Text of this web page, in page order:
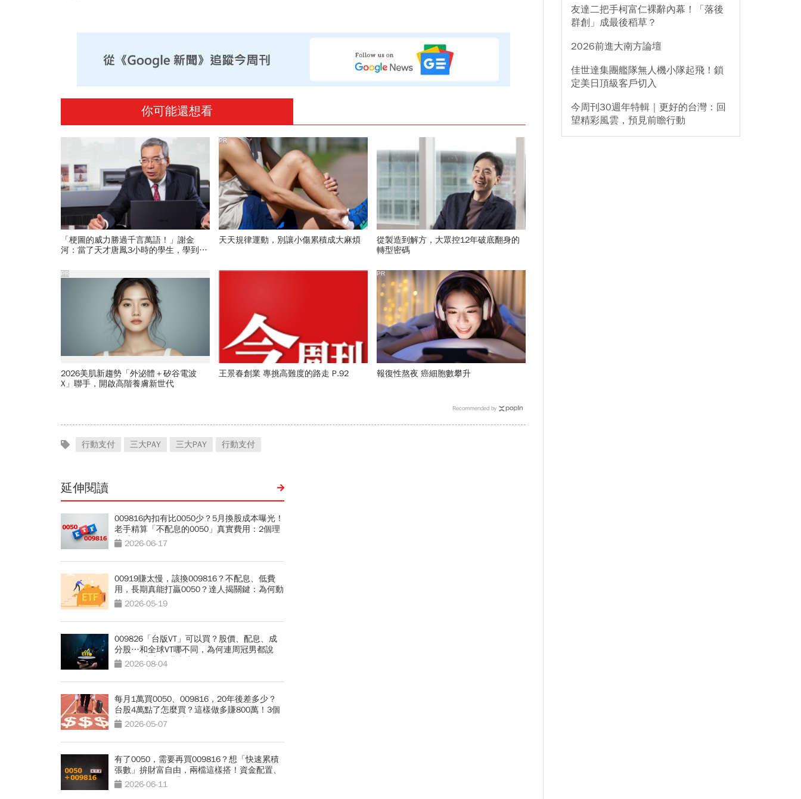
你可能還想看
「梗圖的威力勝過千言萬語！」謝金
河：當了天才唐鳳3小時的學生，學到了
天天規律運動，別讓小傷累積成大麻煩
PR
從製造到解方，大眾控12年破底翻身的
轉型密碼
2026美肌新趨勢「外泌體＋矽谷電波
X」聯手，開啟高階養膚新世代
PR
王景春創業 專挑高難度的路走 P.92 報復性熬夜 癌細胞數攀升
PR
Recommended by
行動支付 三大PAY 三大PAY 行動支付
延伸閱讀
009816內扣有比0050少？5月換股成本曝光！
老手精算「不配息的0050」真實費用：2個理
由看了再進場
2026-06-17
00919賺太慢，該換009816？不配息、低費
用，長期真能打贏0050？達人揭關鍵：為何動
能分配恐成雙面刃
2026-05-19
009826「台版VT」可以買？股價、配息、成
分股…和全球VT哪不同，為何連周冠男都說
009826上市是邁大步？
2026-08-04
每月1萬買0050、009816，20年後差多少？
台股4萬點了怎麼買？這樣做多賺800萬！3個
加碼關鍵一次說清楚
2026-05-07
有了0050，需要再買009816？想「快速累積
張數」拚財富自由，兩檔這樣搭！資金配置、
進出場策略一次看
2026-06-11
友達二把手柯富仁裸辭內幕！「落後
群創」成最後稻草？
2026前進大南方論壇
佳世達集團艦隊無人機小隊起飛！鎖
定美日頂級客戶切入
今周刊30週年特輯｜更好的台灣：回
望精彩風雲，預見前瞻行動